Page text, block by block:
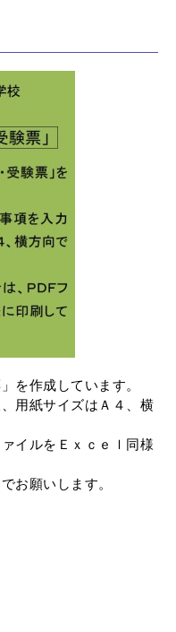
を作成しています。
用紙サイズはＡ４、横
イルをＥｘｃｅｌ同様
お願いします。